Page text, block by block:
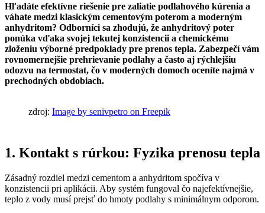
Hľadáte efektívne riešenie pre zaliatie podlahového kúrenia a
váhate medzi klasickým cementovým poterom a moderným
anhydritom? Odborníci sa zhodujú, že anhydritový poter
ponúka vďaka svojej tekutej konzistencii a chemickému
zloženiu výborné predpoklady pre prenos tepla. Zabezpečí vám
rovnomernejšie prehrievanie podlahy a často aj rýchlejšiu
odozvu na termostat, čo v moderných domoch oceníte najmä v
prechodných obdobiach.
zdroj: Image by senivpetro on Freepik
1. Kontakt s rúrkou: Fyzika prenosu tepla
Zásadný rozdiel medzi cementom a anhydritom spočíva v
konzistencii pri aplikácii. Aby systém fungoval čo najefektívnejšie,
teplo z vody musí prejsť do hmoty podlahy s minimálnym odporom.